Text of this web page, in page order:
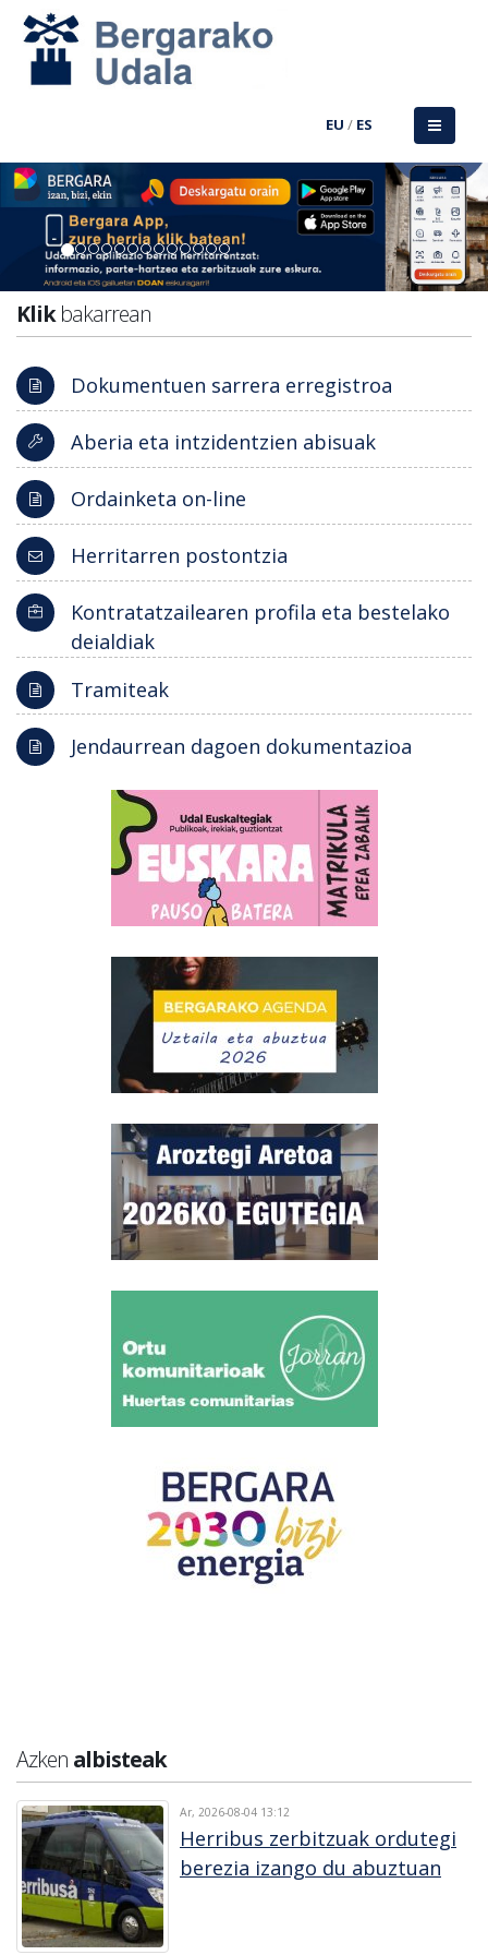
EU / ES
Previous
Klikbakarrean
Dokumentuen sarrera erregistroa
Aberia eta intzidentzien abisuak
Ordainketa on-line
Herritarren postontzia
Kontratatzailearen profila eta bestelako
deialdiak
Tramiteak
Jendaurrean dagoen dokumentazioa
Azken albisteak
Ar, 2026-08-04 13:12
Herribus zerbitzuak ordutegi
berezia izango du abuztuan